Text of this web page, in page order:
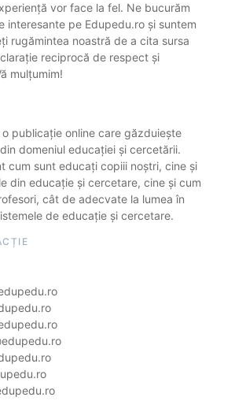
vor face la fel. Ne bucurăm
interesante pe Edupedu.ro și suntem
rugămintea noastră de a cita sursa
reciprocă de respect și
mulțumim!
o publicație online care găzduiește
domeniul educației și cercetării.
cum sunt educați copiii noștri, cine și
din educație și cercetare, cine și cum
cât de adecvate la lumea în
de educație și cercetare.